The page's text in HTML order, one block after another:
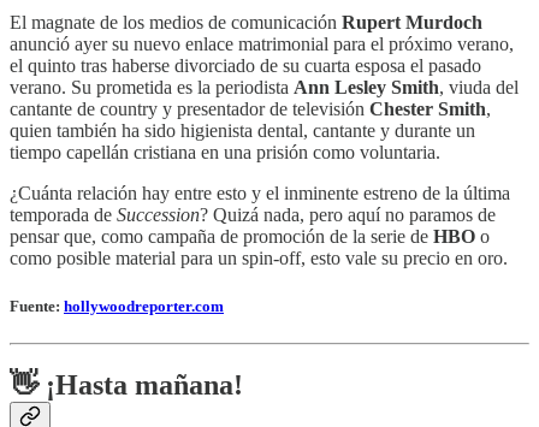
El magnate de los medios de comunicación Rupert Murdoch
anunció ayer su nuevo enlace matrimonial para el próximo verano,
el quinto tras haberse divorciado de su cuarta esposa el pasado
verano. Su prometida es la periodista Ann Lesley Smith, viuda del
cantante de country y presentador de televisión Chester Smith,
quien también ha sido higienista dental, cantante y durante un
tiempo capellán cristiana en una prisión como voluntaria.
¿Cuánta relación hay entre esto y el inminente estreno de la última
temporada de Succession? Quizá nada, pero aquí no paramos de
pensar que, como campaña de promoción de la serie de HBO o
como posible material para un spin-off, esto vale su precio en oro.
Fuente: hollywoodreporter.com
👋 ¡Hasta mañana!